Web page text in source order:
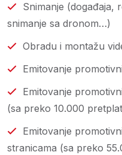
Snimanje (događaja,
snimanje sa dronom…)
Obradu i montažu
Emitovanje
Emitovanje
(sa preko 10.000
Emitovanje
stranicama (sa preko